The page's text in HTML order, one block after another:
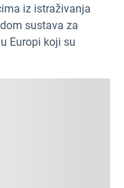
iz istraživanja
sustava za
Europi koji su